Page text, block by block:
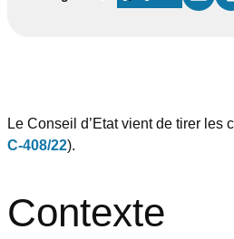
Le Conseil d’Etat vient de tirer
C-408/22).
Contexte